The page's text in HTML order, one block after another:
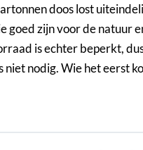
doos lost
goed zijn voor de natuur
is echter beperkt,
nodig. Wie het eerst